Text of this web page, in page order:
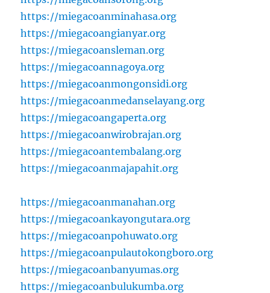
https://miegacoanminahasa.org
https://miegacoangianyar.org
https://miegacoansleman.org
https://miegacoannagoya.org
https://miegacoanmongonsidi.org
https://miegacoanmedanselayang.org
https://miegacoangaperta.org
https://miegacoanwirobrajan.org
https://miegacoantembalang.org
https://miegacoanmajapahit.org
https://miegacoanmanahan.org
https://miegacoankayongutara.org
https://miegacoanpohuwato.org
https://miegacoanpulautokongboro.org
https://miegacoanbanyumas.org
https://miegacoanbulukumba.org